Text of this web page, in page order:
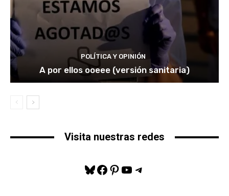
POLÍTICA Y OPINIÓN
A por ellos ooeee (versión sanitaria)
Visita nuestras redes
Bluesky
Facebook
Pinterest
YouTube
Telegram